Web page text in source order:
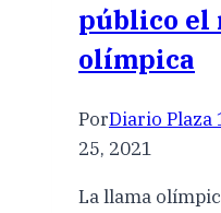
público el
olímpica
PorDiario Plaza
25, 2021
La llama